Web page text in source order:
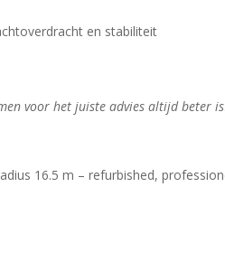
en stabiliteit
voor het juiste advies altijd beter is
16.5 m – refurbished,